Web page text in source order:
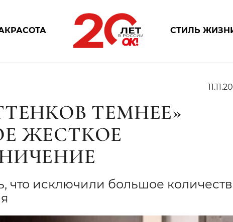
КРАСОТА СТИЛЬ
ТЕМНЕЕ»
ЖЕСТКОЕ
что исключили большое